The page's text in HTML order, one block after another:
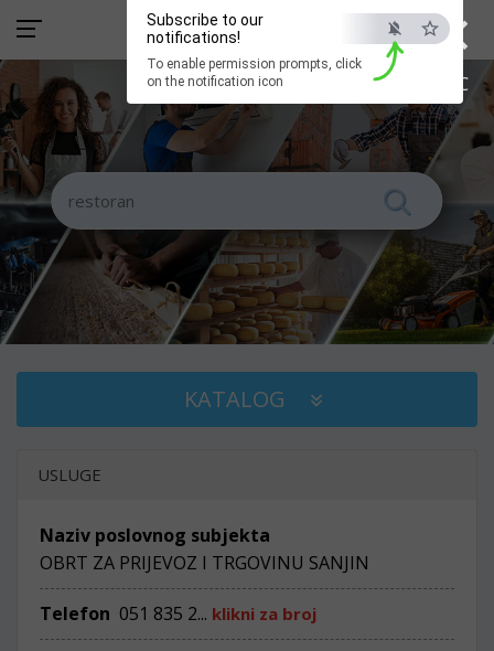
×
ESC
Subscribe to our
notifications!
To enable permission prompts, click
on the notification icon
KATALOG
USLUGE
Naziv poslovnog subjekta
OBRT ZA PRIJEVOZ I TRGOVINU SANJIN
Telefon 051 835 2... klikni za broj